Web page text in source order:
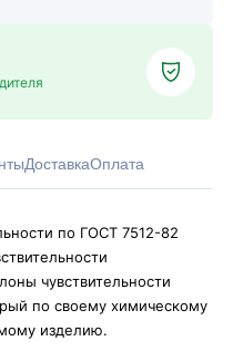
ДоставкаОплата
по ГОСТ 7512-82
чувствительности
по своему химическому
изделию.